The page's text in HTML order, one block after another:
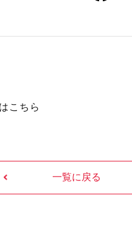
こちら
一覧に戻る